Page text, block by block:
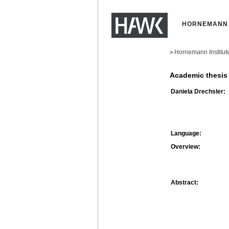
> Hornemann
Academic thesis
Daniela Drechsler:
Language:
Overview:
Abstract: